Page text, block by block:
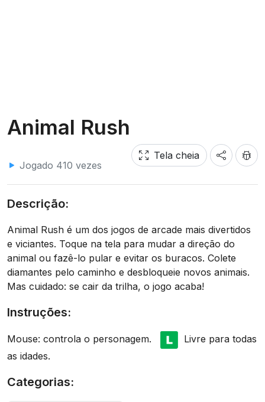
Animal Rush
Jogado 410 vezes
Tela cheia
Descrição:
Animal Rush é um dos jogos de arcade mais divertidos
e viciantes. Toque na tela para mudar a direção do
animal ou fazê-lo pular e evitar os buracos. Colete
diamantes pelo caminho e desbloqueie novos animais.
Mas cuidado: se cair da trilha, o jogo acaba!
Instruções:
Mouse: controla o personagem.
Livre para todas
as idades.
Categorias: